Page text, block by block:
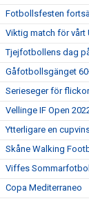
Fotbollsfesten
Viktig match för vårt
Tjejfotbollens dag
Gåfotbollsgänget
Serieseger för
Vellinge IF Open
Ytterligare en
Skåne Walking
Viffes
Copa Mediterraneo